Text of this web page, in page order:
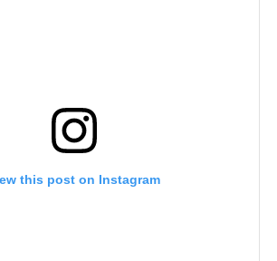
this post on Instagram